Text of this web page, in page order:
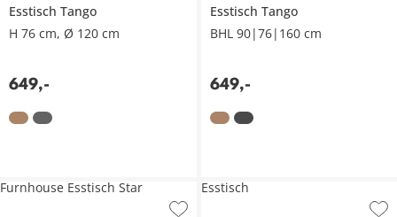
Esstisch Tango
H 76 cm, Ø 120 cm
649,-
Esstisch Tango
BHL 90|76|160 cm
649,-
Furnhouse Esstisch Star Esstisch